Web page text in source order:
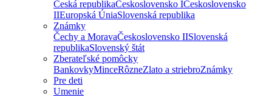
Česká republikaČeskoslovensko IČeskoslovensko
IIEuropská ÚniaSlovenská republika
Známky
Čechy a MoravaČeskoslovensko IISlovenská
republikaSlovenský štát
Zberateľské pomôcky
BankovkyMinceRôzneZlato a striebroZnámky
Pre deti
Umenie